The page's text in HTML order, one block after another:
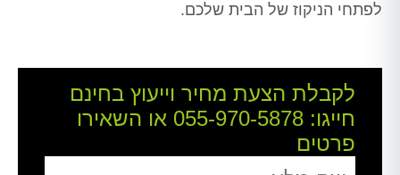
לפתחי הניקוז של הבית שלכם.
לקבלת הצעת מחיר וייעוץ בחינם
חייגו: 055-970-5878 או השאירו
פרטים